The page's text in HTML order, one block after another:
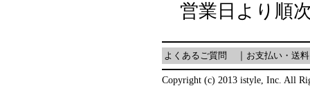
営業日より順
よくあるご質問 お支払い・送料
Copyright (c) 2013 istyle, Inc. All